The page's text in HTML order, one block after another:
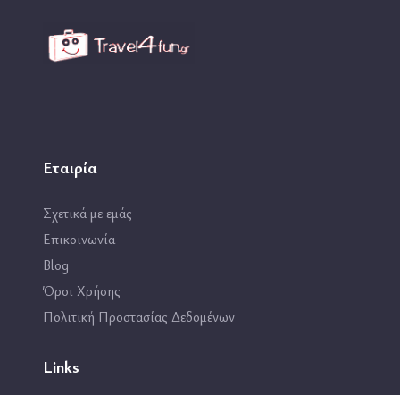
Εταιρία
Σχετικά με εμάς
Επικοινωνία
Blog
Όροι Χρήσης
Πολιτική Προστασίας Δεδομένων
Links